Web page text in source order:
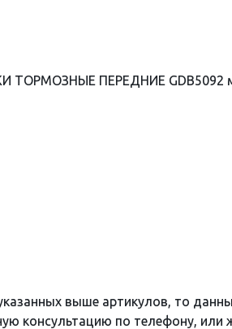
ТОРМОЗНЫЕ ПЕРЕДНИЕ GDB5092
выше артикулов, то
консультацию по телефону, или